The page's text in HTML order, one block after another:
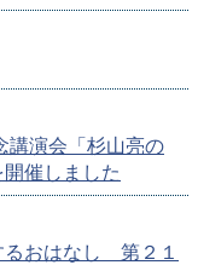
講演会「杉山亮の
催しました
るおはなし 第２１